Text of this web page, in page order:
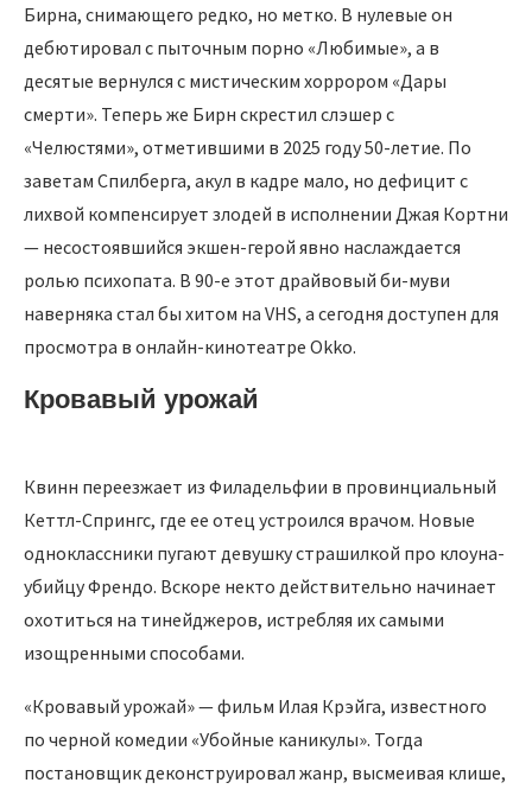
Бирна, снимающего редко, но метко. В нулевые он
дебютировал с пыточным порно «Любимые», а в
десятые вернулся с мистическим хоррором «Дары
смерти». Теперь же Бирн скрестил слэшер с
«Челюстями», отметившими в 2025 году 50-летие. По
заветам Спилберга, акул в кадре мало, но дефицит с
лихвой компенсирует злодей в исполнении Джая Кортни
— несостоявшийся экшен-герой явно наслаждается
ролью психопата. В 90-е этот драйвовый би-муви
наверняка стал бы хитом на VHS, а сегодня доступен для
просмотра в онлайн-кинотеатре Okko.
Кровавый урожай
Квинн переезжает из Филадельфии в провинциальный
Кеттл-Спрингс, где ее отец устроился врачом. Новые
одноклассники пугают девушку страшилкой про клоуна-
убийцу Френдо. Вскоре некто действительно начинает
охотиться на тинейджеров, истребляя их самыми
изощренными способами.
«Кровавый урожай» — фильм Илая Крэйга, известного
по черной комедии «Убойные каникулы». Тогда
постановщик деконструировал жанр, высмеивая клише,